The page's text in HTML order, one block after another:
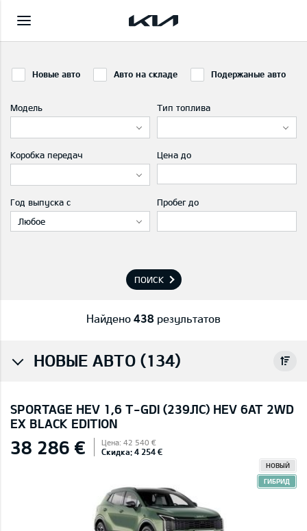
Новые авто Авто на складе Подержаные авто
Модель Тип топлива
Коробка передач Цена до
Год выпуска с
Любое
Пробег до
ПОИСК
Найдено 438 результатов
НОВЫЕ АВТО (134)
SPORTAGE HEV 1,6 T-GDI (239ЛС) HEV 6AT 2WD
EX BLACK EDITION
38 286 € Цена: 42 540 €
Скидка: 4 254 €
НОВЫЙ
ГИБРИД